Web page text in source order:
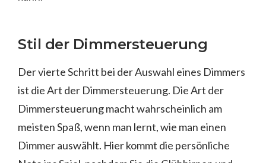
Stil der Dimmersteuerung
Der vierte Schritt bei der Auswahl eines Dimmers
ist die Art der Dimmersteuerung. Die Art der
Dimmersteuerung macht wahrscheinlich am
meisten Spaß, wenn man lernt, wie man einen
Dimmer auswählt. Hier kommt die persönliche